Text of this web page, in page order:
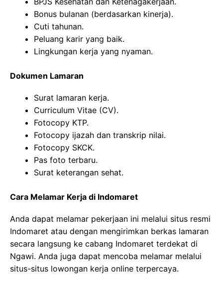
Bonus bulanan (berdasarkan kinerja).
Cuti tahunan.
Peluang karir yang baik.
Lingkungan kerja yang nyaman.
Dokumen Lamaran
Surat lamaran kerja.
Curriculum Vitae (CV).
Fotocopy KTP.
Fotocopy ijazah dan transkrip nilai.
Fotocopy SKCK.
Pas foto terbaru.
Surat keterangan sehat.
Cara Melamar Kerja di Indomaret
Anda dapat melamar pekerjaan ini melalui situs resmi
Indomaret atau dengan mengirimkan berkas lamaran
secara langsung ke cabang Indomaret terdekat di
Ngawi. Anda juga dapat mencoba melamar melalui
situs-situs lowongan kerja online terpercaya.